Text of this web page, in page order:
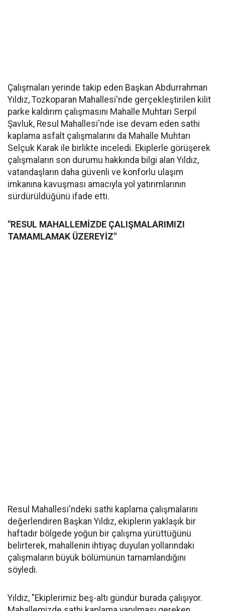
Çalışmaları yerinde takip eden Başkan Abdurrahman
Yıldız, Tozkoparan Mahallesi'nde gerçekleştirilen kilit
parke kaldırım çalışmasını Mahalle Muhtarı Serpil
Şavluk, Resul Mahallesi'nde ise devam eden sathi
kaplama asfalt çalışmalarını da Mahalle Muhtarı
Selçuk Karak ile birlikte inceledi. Ekiplerle görüşerek
çalışmaların son durumu hakkında bilgi alan Yıldız,
vatandaşların daha güvenli ve konforlu ulaşım
imkanına kavuşması amacıyla yol yatırımlarının
sürdürüldüğünü ifade etti.
"RESUL MAHALLEMİZDE ÇALIŞMALARIMIZI
TAMAMLAMAK ÜZEREYİZ"
Resul Mahallesi'ndeki sathi kaplama çalışmalarını
değerlendiren Başkan Yıldız, ekiplerin yaklaşık bir
haftadır bölgede yoğun bir çalışma yürüttüğünü
belirterek, mahallenin ihtiyaç duyulan yollarındaki
çalışmaların büyük bölümünün tamamlandığını
söyledi.
Yıldız, "Ekiplerimiz beş-altı gündür burada çalışıyor.